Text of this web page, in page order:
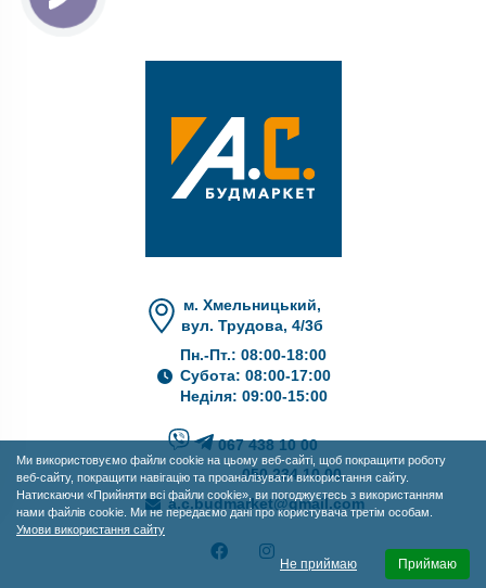
Ми використовуємо файли cookie на цьому веб-сайті, щоб покращити роботу
веб-сайту, покращити навігацію та проаналізувати використання сайту.
Натискаючи «Прийняти всі файли cookie», ви погоджуєтесь з використанням
нами файлів cookie. Ми не передаємо дані про користувача третім особам.
Умови використання сайту
Не приймаю Приймаю
м. Хмельницький,
вул. Трудова, 4/3б
Пн.-Пт.: 08:00-18:00
Субота: 08:00-17:00
Неділя: 09:00-15:00
067 438 10 00
050 234 10 00
a.c.budmarket@gmail.com